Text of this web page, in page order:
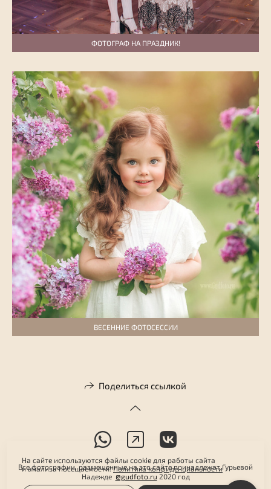
ФОТОГРАФ НА ПРАЗДНИК!
ВЕСЕННИЕ ФОТОСЕССИИ
Поделиться ссылкой
Все фотографии, размещенные на это сайте принадлежат Гурьевой
Надежде @gudfoto.ru 2020 год
На сайте используются файлы cookie для работы сайта
и анализа посещаемости.Политика конфиденциальности